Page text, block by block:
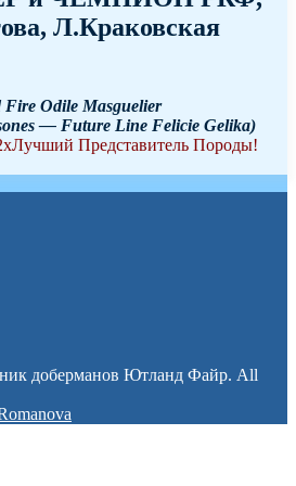
Л.Краковская
Fire Odile Masguelier
— Future Line Felicie Gelika)
Представитель Породы!
доберманов Ютланд Файр. All